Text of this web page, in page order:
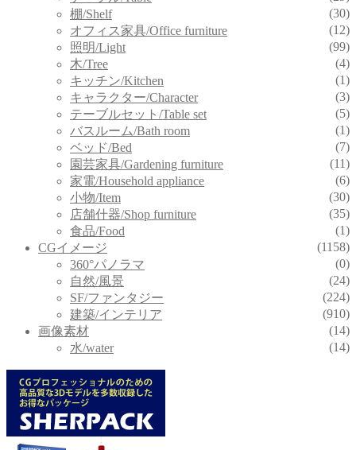
棚/Shelf
(30)
オフィス家具/Office furniture
(12)
照明/Light
(99)
木/Tree
(4)
キッチン/Kitchen
(1)
キャラクター/Character
(3)
テーブルセット/Table set
(5)
バスルーム/Bath room
(1)
ベッド/Bed
(7)
園芸家具/Gardening furniture
(11)
家電/Household appliance
(6)
小物/Item
(30)
店舗什器/Shop furniture
(35)
食品/Food
(1)
CGイメージ
(1158)
360°パノラマ
(0)
自然/風景
(24)
SF/ファンタジー
(224)
建築/インテリア
(910)
画像素材
(14)
水/water
(14)